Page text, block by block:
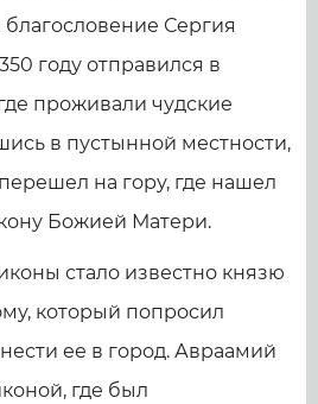
Сергия
году отправился в
проживали чудские
в пустынной местности,
на гору, где нашел
Божией Матери.
стало известно князю
который попросил
ее в город. Авраамий
где был